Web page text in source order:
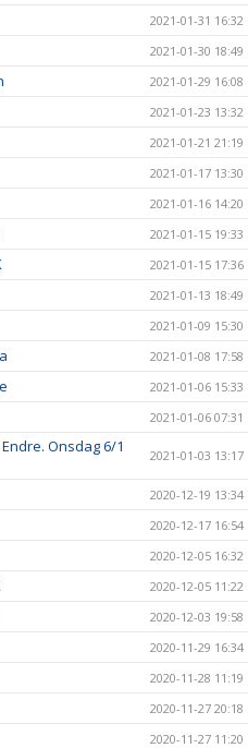
2021-01-31 16:32
2021-01-30 18:49
2021-01-29 16:08
2021-01-23 13:32
2021-01-21 21:19
2021-01-17 13:30
2021-01-16 14:20
2021-01-15 19:33
2021-01-15 17:36
2021-01-13 18:49
2021-01-09 15:30
2021-01-08 17:58
2021-01-06 15:33
2021-01-06 07:31
Onsdag 6/1
2021-01-03 13:17
2020-12-19 13:34
2020-12-17 16:54
2020-12-05 16:32
2020-12-05 11:22
2020-12-03 19:58
2020-11-29 16:34
2020-11-28 11:19
2020-11-27 20:18
2020-11-27 11:20